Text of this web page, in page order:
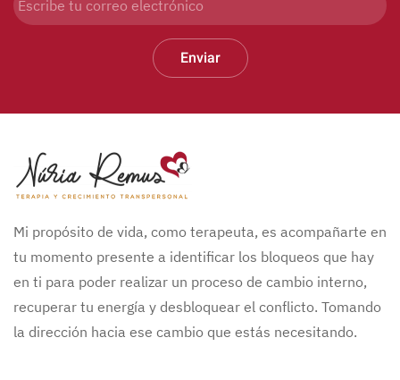
Enviar
Mi propósito de vida, como terapeuta, es acompañarte en
tu momento presente a identificar los bloqueos que hay
en ti para poder realizar un proceso de cambio interno,
recuperar tu energía y desbloquear el conflicto. Tomando
la dirección hacia ese cambio que estás necesitando.